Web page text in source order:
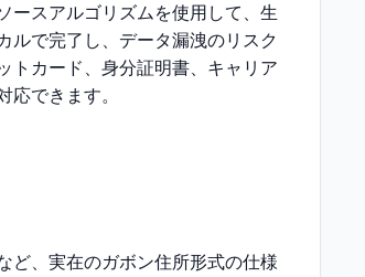
ースアルゴリズムを使用して、生
ルで完了し、データ漏洩のリスク
トカード、身分証明書、キャリア
できます。
ど、実在のガボン住所形式の仕様